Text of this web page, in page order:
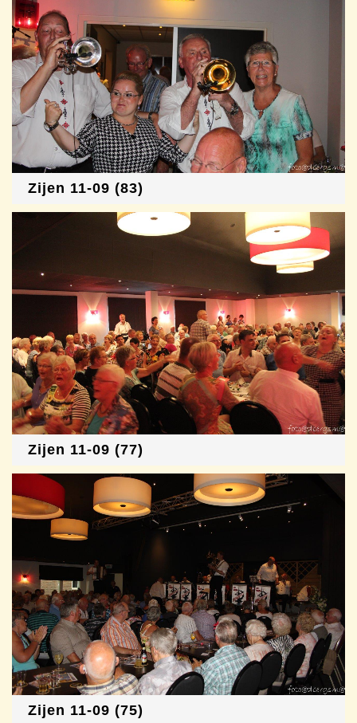
Zijen 11-09 (83)
Zijen 11-09 (77)
Zijen 11-09 (75)